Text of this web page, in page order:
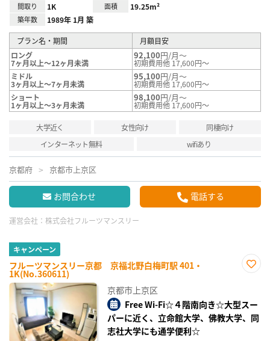
間取り 1K 面積 19.25m²
築年数 1989年 1月 築
プラン名・期間
月額目安
ロング
7ヶ月以上～12ヶ月未満
92,100円/月～
初期費用他 17,600円～
ミドル
3ヶ月以上～7ヶ月未満
95,100円/月～
初期費用他 17,600円～
ショート
1ヶ月以上～3ヶ月未満
98,100円/月～
初期費用他 17,600円～
大学近く 女性向け
同棲向け
インターネット無料
wifiあり
京都府 京都市上京区
お問合わせ 電話する
運営会社： 株式会社フルーツマンスリー
キャンペーン
フルーツマンスリー京都 京福北野白梅町駅 401・
1K(No.360611)
録
京都市上京区
Free Wi-Fi☆４階南向き☆大型スー
パーに近く、立命館大学、佛教大学、同
志社大学にも通学便利☆